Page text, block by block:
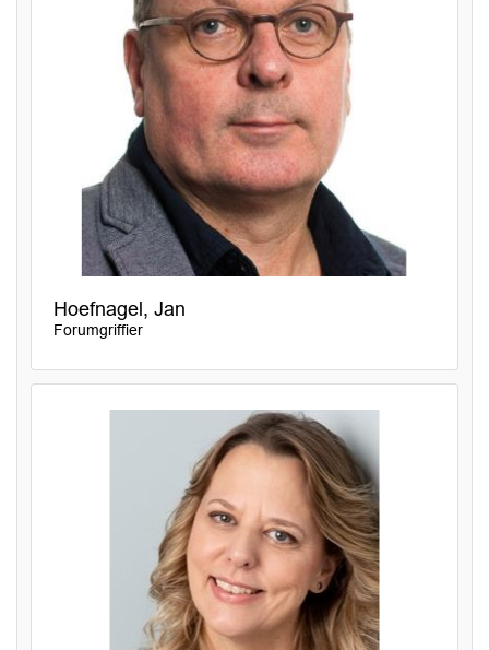
Hoefnagel, Jan
Forumgriffier